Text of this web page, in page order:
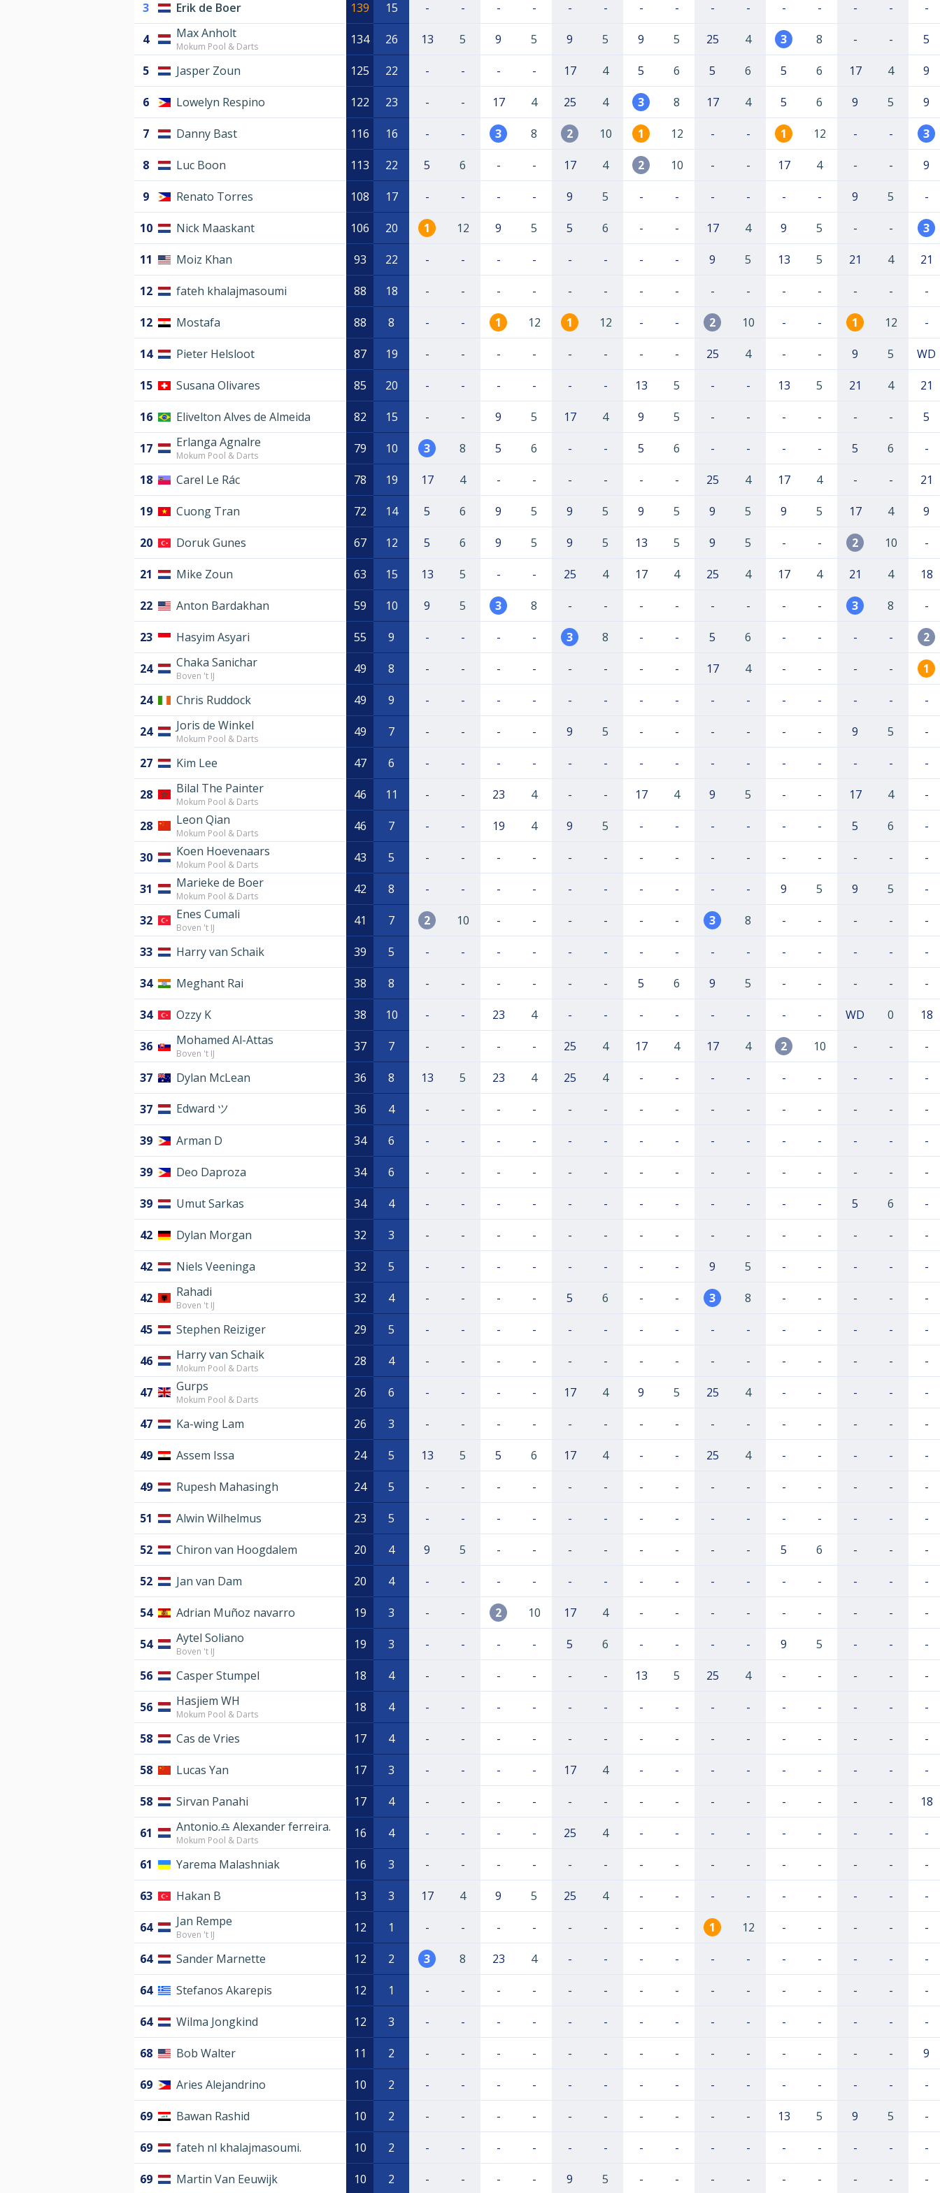
3 Erik de Boer 139 15 - - - - - - - - - - - - - - -
4 Max Anholt
Mokum Pool & Darts 134 26 13 5 9 5 9 5 9 5 25 4 3 8 - - 5
5 Jasper Zoun 125 22 - - - - 17 4 5 6 5 6 5 6 17 4 9
6 Lowelyn Respino 122 23 - - 17 4 25 4 3 8 17 4 5 6 9 5 9
7 Danny Bast 116 16 - - 3 8 2 10 1 12 - - 1 12 - - 3
8 Luc Boon 113 22 5 6 - - 17 4 2 10 - - 17 4 - - 9
9 Renato Torres 108 17 - - - - 9 5 - - - - - - 9 5 -
10 Nick Maaskant 106 20 1 12 9 5 5 6 - - 17 4 9 5 - - 3
11 Moiz Khan 93 22 - - - - - - - - 9 5 13 5 21 4 21
12 fateh khalajmasoumi 88 18 - - - - - - - - - - - - - - -
12 Mostafa 88 8 - - 1 12 1 12 - - 2 10 - - 1 12 -
14 Pieter Helsloot 87 19 - - - - - - - - 25 4 - - 9 5 WD
15 Susana Olivares 85 20 - - - - - - 13 5 - - 13 5 21 4 21
16 Elivelton Alves de Almeida 82 15 - - 9 5 17 4 9 5 - - - - - - 5
17 Erlanga Agnalre
Mokum Pool & Darts 79 10 3 8 5 6 - - 5 6 - - - - 5 6 -
18 Carel Le Rác 78 19 17 4 - - - - - - 25 4 17 4 - - 21
19 Cuong Tran 72 14 5 6 9 5 9 5 9 5 9 5 9 5 17 4 9
20 Doruk Gunes 67 12 5 6 9 5 9 5 13 5 9 5 - - 2 10 -
21 Mike Zoun 63 15 13 5 - - 25 4 17 4 25 4 17 4 21 4 18
22 Anton Bardakhan 59 10 9 5 3 8 - - - - - - - - 3 8 -
23 Hasyim Asyari 55 9 - - - - 3 8 - - 5 6 - - - - 2
24 Chaka Sanichar
Boven 't IJ 49 8 - - - - - - - - 17 4 - - - - 1
24 Chris Ruddock 49 9 - - - - - - - - - - - - - - -
24 Joris de Winkel
Mokum Pool & Darts 49 7 - - - - 9 5 - - - - - - 9 5 -
27 Kim Lee 47 6 - - - - - - - - - - - - - - -
28 Bilal The Painter
Mokum Pool & Darts 46 11 - - 23 4 - - 17 4 9 5 - - 17 4 -
28 Leon Qian
Mokum Pool & Darts 46 7 - - 19 4 9 5 - - - - - - 5 6 -
30 Koen Hoevenaars
Mokum Pool & Darts 43 5 - - - - - - - - - - - - - - -
31 Marieke de Boer
Mokum Pool & Darts 42 8 - - - - - - - - - - 9 5 9 5 -
32 Enes Cumali
Boven 't IJ 41 7 2 10 - - - - - - 3 8 - - - - -
33 Harry van Schaik 39 5 - - - - - - - - - - - - - - -
34 Meghant Rai 38 8 - - - - - - 5 6 9 5 - - - - -
34 Ozzy K 38 10 - - 23 4 - - - - - - - - WD 0 18
36 Mohamed Al-Attas
Boven 't IJ 37 7 - - - - 25 4 17 4 17 4 2 10 - - -
37 Dylan McLean 36 8 13 5 23 4 25 4 - - - - - - - - -
37 Edward ツ 36 4 - - - - - - - - - - - - - - -
39 Arman D 34 6 - - - - - - - - - - - - - - -
39 Deo Daproza 34 6 - - - - - - - - - - - - - - -
39 Umut Sarkas 34 4 - - - - - - - - - - - - 5 6 -
42 Dylan Morgan 32 3 - - - - - - - - - - - - - - -
42 Niels Veeninga 32 5 - - - - - - - - 9 5 - - - - -
42 Rahadi
Boven 't IJ 32 4 - - - - 5 6 - - 3 8 - - - - -
45 Stephen Reiziger 29 5 - - - - - - - - - - - - - - -
46 Harry van Schaik
Mokum Pool & Darts 28 4 - - - - - - - - - - - - - - -
47 Gurps
Mokum Pool & Darts 26 6 - - - - 17 4 9 5 25 4 - - - - -
47 Ka-wing Lam 26 3 - - - - - - - - - - - - - - -
49 Assem Issa 24 5 13 5 5 6 17 4 - - 25 4 - - - - -
49 Rupesh Mahasingh 24 5 - - - - - - - - - - - - - - -
51 Alwin Wilhelmus 23 5 - - - - - - - - - - - - - - -
52 Chiron van Hoogdalem 20 4 9 5 - - - - - - - - 5 6 - - -
52 Jan van Dam 20 4 - - - - - - - - - - - - - - -
54 Adrian Muñoz navarro 19 3 - - 2 10 17 4 - - - - - - - - -
54 Aytel Soliano
Boven 't IJ 19 3 - - - - 5 6 - - - - 9 5 - - -
56 Casper Stumpel 18 4 - - - - - - 13 5 25 4 - - - - -
56 Hasjiem WH
Mokum Pool & Darts 18 4 - - - - - - - - - - - - - - -
58 Cas de Vries 17 4 - - - - - - - - - - - - - - -
58 Lucas Yan 17 3 - - - - 17 4 - - - - - - - - -
58 Sirvan Panahi 17 4 - - - - - - - - - - - - - - 18
61 Antonio.♎️ Alexander ferreira.
Mokum Pool & Darts 16 4 - - - - 25 4 - - - - - - - - -
61 Yarema Malashniak 16 3 - - - - - - - - - - - - - - -
63 Hakan B 13 3 17 4 9 5 25 4 - - - - - - - - -
64 Jan Rempe
Boven 't IJ 12 1 - - - - - - - - 1 12 - - - - -
64 Sander Marnette 12 2 3 8 23 4 - - - - - - - - - - -
64 Stefanos Akarepis 12 1 - - - - - - - - - - - - - - -
64 Wilma Jongkind 12 3 - - - - - - - - - - - - - - -
68 Bob Walter 11 2 - - - - - - - - - - - - - - 9
69 Aries Alejandrino 10 2 - - - - - - - - - - - - - - -
69 Bawan Rashid 10 2 - - - - - - - - - - 13 5 9 5 -
69 fateh nl khalajmasoumi. 10 2 - - - - - - - - - - - - - - -
69 Martin Van Eeuwijk 10 2 - - - - 9 5 - - - - - - - - -